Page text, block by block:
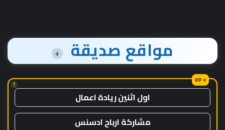
مواقع صديقة +
!
اول اثنين ريادة اعمال
مشاركة ارباح ادسنس